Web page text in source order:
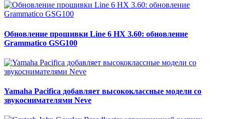
Обновление прошивки Line 6 HX 3.60: обновление
Grammatico GSG100
Yamaha Pacifica добавляет высококлассные модели со
звукоснимателями Neve